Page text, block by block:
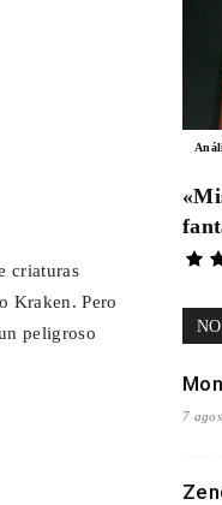
criaturas
Kraken. Pero
peligroso
7